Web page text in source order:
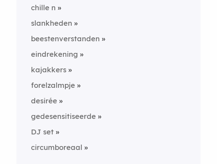
chille n
slankheden
beestenverstanden
eindrekening
kajakkers
forelzalmpje
desirée
gedesensitiseerde
DJ set
circumboreaal